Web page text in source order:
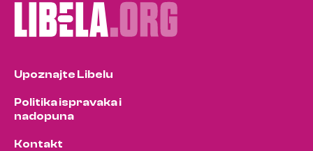
Upoznajte Libelu
Politika ispravaka i
nadopuna
Kontakt